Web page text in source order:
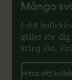
Många
I ditt
gäller för
kring lön,
Hitta ditt